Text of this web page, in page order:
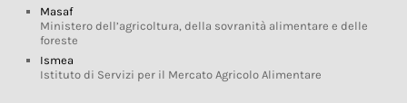
Masaf
Ministero dell’agricoltura, della sovranità alimentare e delle
foreste
Ismea
Istituto di Servizi per il Mercato Agricolo Alimentare